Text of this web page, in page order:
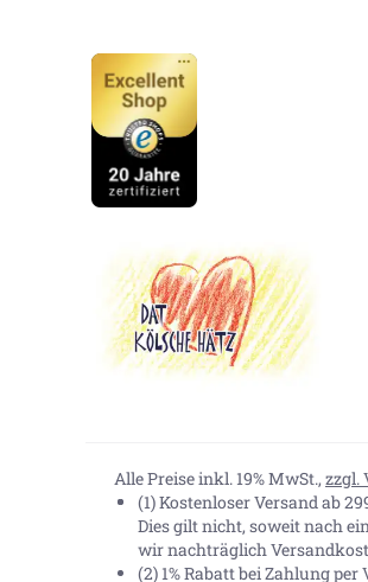
Alle Preise inkl. 19% MwSt., zzgl.
(1) Kostenloser Versand ab
Dies gilt nicht, soweit nach
wir nachträglich
(2) 1% Rabatt bei Zahlung